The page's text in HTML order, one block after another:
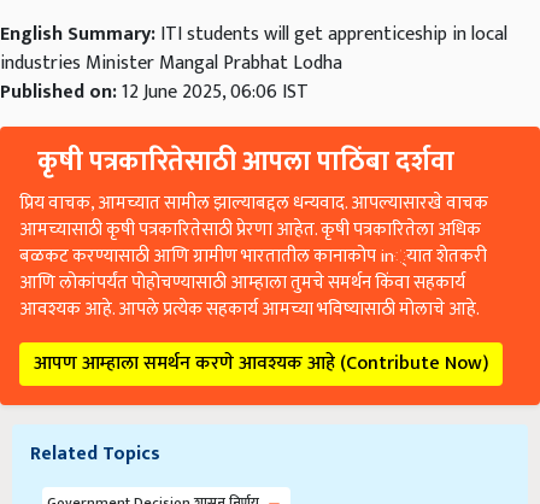
English Summary:ITI students will get apprenticeship in local
industries Minister Mangal Prabhat Lodha
Published on:12 June 2025, 06:06 IST
कृषी पत्रकारितेसाठी आपला पाठिंबा दर्शवा
प्रिय वाचक, आमच्यात सामील झाल्याबद्दल धन्यवाद. आपल्यासारखे वाचक
आमच्यासाठी कृषी पत्रकारितेसाठी प्रेरणा आहेत. कृषी पत्रकारितेला अधिक
बळकट करण्यासाठी आणि ग्रामीण भारतातील कानाकोप in्यात शेतकरी
आणि लोकांपर्यंत पोहोचण्यासाठी आम्हाला तुमचे समर्थन किंवा सहकार्य
आवश्यक आहे. आपले प्रत्येक सहकार्य आमच्या भविष्यासाठी मोलाचे आहे.
आपण आम्हाला समर्थन करणे आवश्यक आहे (Contribute Now)
Related Topics